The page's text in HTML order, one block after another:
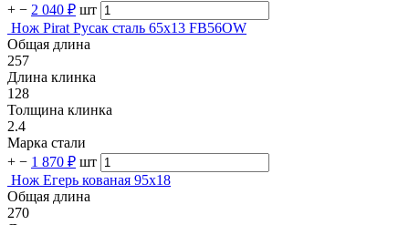
+ − 2 040 ₽ шт
Нож Pirat Русак сталь 65х13 FB56OW
Общая длина
257
Длина клинка
128
Толщина клинка
2.4
Марка стали
+ − 1 870 ₽ шт
Нож Егерь кованая 95х18
Общая длина
270